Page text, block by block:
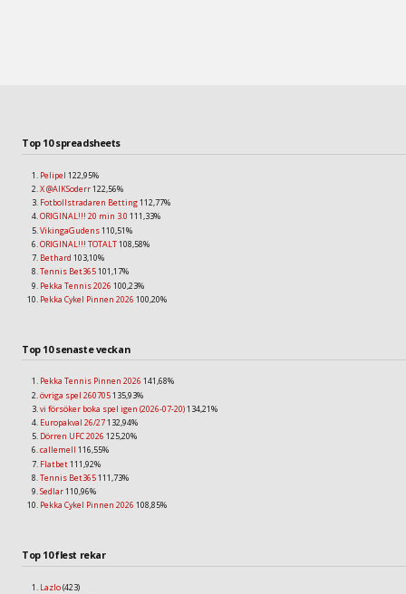
Top 10 spreadsheets
Pelipel 122,95%
X @AIKSoderr122,56%
Fotbollstradaren Betting112,77%
ORIGINAL!!! 20 min 3.0 111,33%
VikingaGudens110,51%
ORIGINAL!!! TOTALT108,58%
Bethard 103,10%
Tennis Bet365101,17%
Pekka Tennis 2026 100,23%
Pekka Cykel Pinnen 2026 100,20%
Top 10 senaste veckan
Pekka Tennis Pinnen 2026 141,68%
övriga spel 260705135,93%
vi försöker boka spel igen (2026-07-20)134,21%
Europakval 26/27132,94%
Dörren UFC 2026 125,20%
callemell 116,55%
Flatbet111,92%
Tennis Bet365111,73%
Sedlar110,96%
Pekka Cykel Pinnen 2026 108,85%
Top 10 flest rekar
Lazlo(423)